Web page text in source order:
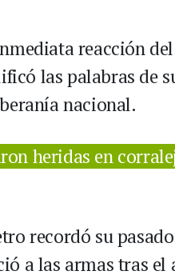
reacción
las palabras de
nacional.
heridas en
recordó su
a las armas tras el